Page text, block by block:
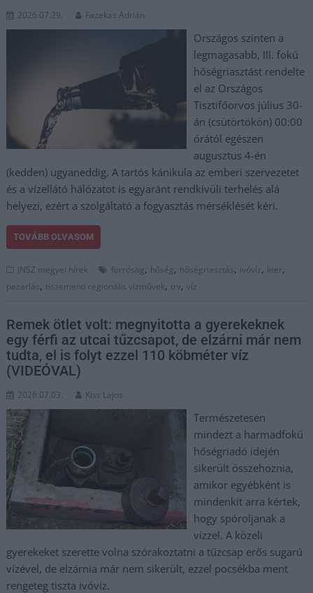
2026.07.29. Fazekas Adrián
Országos szinten a
legmagasabb, III. fokú
hőségriasztást rendelte
el az Országos
Tisztifőorvos július 30-
án (csütörtökön) 00:00
órától egészen
augusztus 4-én
(kedden) ugyaneddig. A tartós kánikula az emberi szervezetet
és a vízellátó hálózatot is egyaránt rendkívüli terhelés alá
helyezi, ezért a szolgáltató a fogyasztás mérséklését kéri.
TOVÁBB OLVASOM
JNSZ megyei hírek forróság, hőség, hőségriasztás, ivóvíz, liter,
pazarlás, tiszamenti regionális vízművek, trv,víz
Remek ötlet volt: megnyitotta a gyerekeknek
egy férfi az utcai tűzcsapot, de elzárni már nem
tudta, el is folyt ezzel 110 köbméter víz
(VIDEÓVAL)
2026.07.03. Kiss Lajos
Természetesen
mindezt a harmadfokú
hőségriadó idején
sikerült összehoznia,
amikor egyébként is
mindenkit arra kértek,
hogy spóroljanak a
vízzel. A közeli
gyerekeket szerette volna szórakoztatni a tűzcsap erős sugarú
vízével, de elzárnia már nem sikerült, ezzel pocsékba ment
rengeteg tiszta ivóvíz.